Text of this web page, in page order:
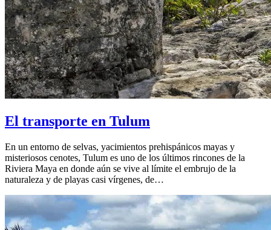
El transporte en Tulum
En un entorno de selvas, yacimientos prehispánicos mayas y
misteriosos cenotes, Tulum es uno de los últimos rincones de la
Riviera Maya en donde aún se vive al límite el embrujo de la
naturaleza y de playas casi vírgenes, de…